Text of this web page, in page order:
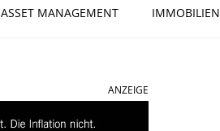
ASSET MANAGEMENT IMMOBILIEN
ANZEIGE